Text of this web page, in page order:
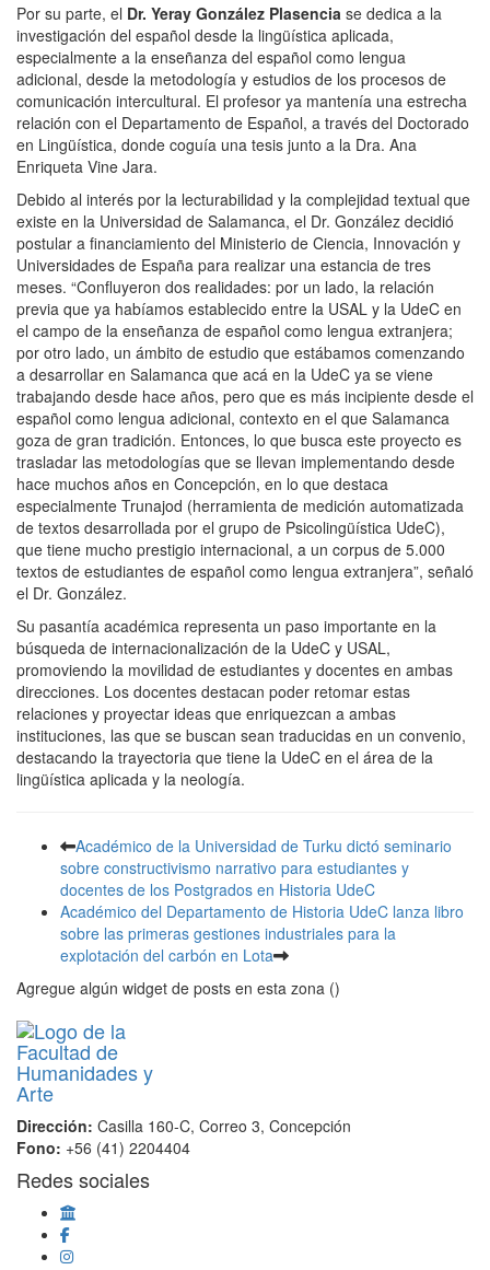
Por su parte, el Dr. Yeray González Plasencia se dedica a la
investigación del español desde la lingüística aplicada,
especialmente a la enseñanza del español como lengua
adicional, desde la metodología y estudios de los procesos de
comunicación intercultural. El profesor ya mantenía una estrecha
relación con el Departamento de Español, a través del Doctorado
en Lingüística, donde coguía una tesis junto a la Dra. Ana
Enriqueta Vine Jara.
Debido al interés por la lecturabilidad y la complejidad textual que
existe en la Universidad de Salamanca, el Dr. González decidió
postular a financiamiento del Ministerio de Ciencia, Innovación y
Universidades de España para realizar una estancia de tres
meses. “Confluyeron dos realidades: por un lado, la relación
previa que ya habíamos establecido entre la USAL y la UdeC en
el campo de la enseñanza de español como lengua extranjera;
por otro lado, un ámbito de estudio que estábamos comenzando
a desarrollar en Salamanca que acá en la UdeC ya se viene
trabajando desde hace años, pero que es más incipiente desde el
español como lengua adicional, contexto en el que Salamanca
goza de gran tradición. Entonces, lo que busca este proyecto es
trasladar las metodologías que se llevan implementando desde
hace muchos años en Concepción, en lo que destaca
especialmente Trunajod (herramienta de medición automatizada
de textos desarrollada por el grupo de Psicolingüística UdeC),
que tiene mucho prestigio internacional, a un corpus de 5.000
textos de estudiantes de español como lengua extranjera”, señaló
el Dr. González.
Su pasantía académica representa un paso importante en la
búsqueda de internacionalización de la UdeC y USAL,
promoviendo la movilidad de estudiantes y docentes en ambas
direcciones. Los docentes destacan poder retomar estas
relaciones y proyectar ideas que enriquezcan a ambas
instituciones, las que se buscan sean traducidas en un convenio,
destacando la trayectoria que tiene la UdeC en el área de la
lingüística aplicada y la neología.
Académico de la Universidad de Turku dictó seminario
sobre constructivismo narrativo para estudiantes y
docentes de los Postgrados en Historia UdeC
Académico del Departamento de Historia UdeC lanza libro
sobre las primeras gestiones industriales para la
explotación del carbón en Lota
Agregue algún widget de posts en esta zona ()
Dirección: Casilla 160-C, Correo 3, Concepción
Fono: +56 (41) 2204404
Redes sociales